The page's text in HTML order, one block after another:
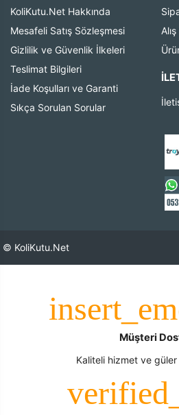
KoliKutu.Net Hakkında
Mesafeli Satış Sözleşmesi
Gizlilik ve Güvenlik İlkeleri
Teslimat Bilgileri
İade Koşulları ve Garanti
Sıkça Sorulan Sorular
© KoliKutu.Net
Müşteri
Kaliteli hizmet ve güler